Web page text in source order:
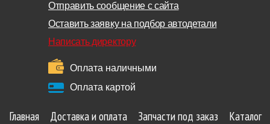
Отправить сообщение с сайта
Оставить заявку на подбор автодетали
Написать директору
Оплата наличными
Оплата картой
Главная Доставка и оплата Запчасти под заказ
Каталог